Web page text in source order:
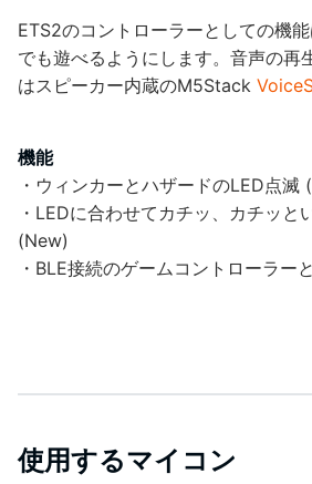
ETS2のコントローラーとしての機
でも遊べるようにします。音声の再
はスピーカー内蔵のM5Stack
機能
・ウィンカーとハザードのLED点滅
・LEDに合わせてカチッ、カチッと
(New)
・BLE接続のゲームコントローラー
使用するマイコン